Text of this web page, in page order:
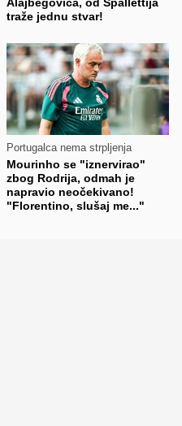
traže jednu stvar!
Portugalca nema strpljenja
Mourinho se "iznervirao"
zbog Rodrija, odmah je
napravio neočekivano!
"Florentino, slušaj me..."